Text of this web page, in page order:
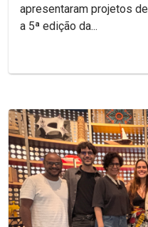
apresentaram projetos
a 5ª edição da...